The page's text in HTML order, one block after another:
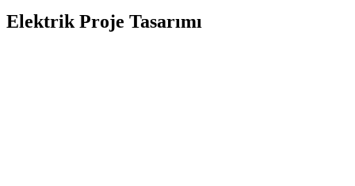
Elektrik Proje Tasarımı